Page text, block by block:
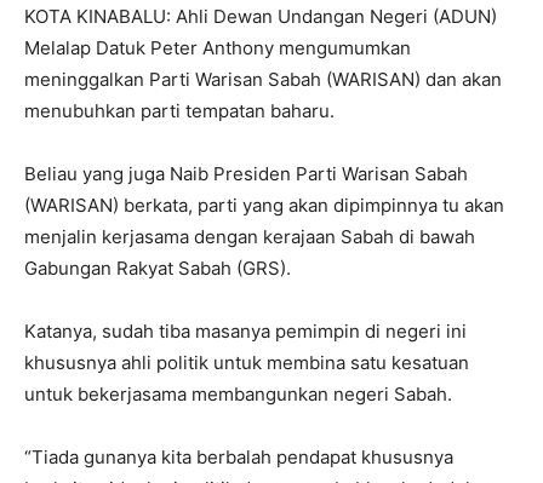
KOTA KINABALU: Ahli Dewan Undangan Negeri (ADUN)
Melalap Datuk Peter Anthony mengumumkan
meninggalkan Parti Warisan Sabah (WARISAN) dan akan
menubuhkan parti tempatan baharu.
Beliau yang juga Naib Presiden Parti Warisan Sabah
(WARISAN) berkata, parti yang akan dipimpinnya tu akan
menjalin kerjasama dengan kerajaan Sabah di bawah
Gabungan Rakyat Sabah (GRS).
Katanya, sudah tiba masanya pemimpin di negeri ini
khususnya ahli politik untuk membina satu kesatuan
untuk bekerjasama membangunkan negeri Sabah.
“Tiada gunanya kita berbalah pendapat khususnya